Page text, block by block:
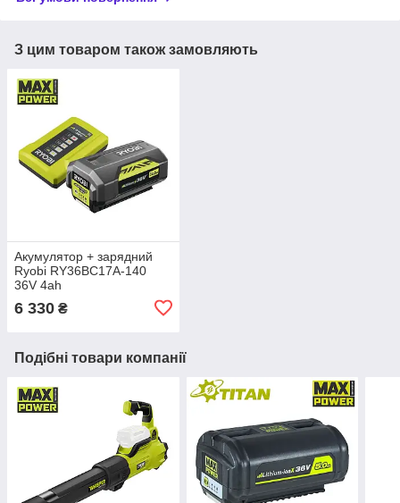
З цим товаром також замовляють
Акумулятор + зарядний
Ryobi RY36BC17A-140
36V 4ah
6 330 ₴
Подібні товари компанії